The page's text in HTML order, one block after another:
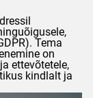
). Tema
on
ettevõtetele,
kindlalt ja